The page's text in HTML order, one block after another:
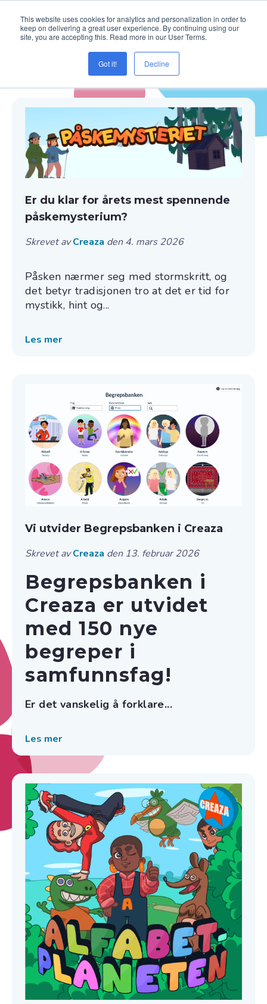
This website uses cookies for analytics and personalization in order to
keep on delivering a great user experience. By continuing using our
site, you are accepting this. Read more in our User Terms.
Got it! Decline
Blogg ( lesing )
Er du klar for årets mest spennende
påskemysterium?
Skrevet avCreaza den 4. mars 2026
Påsken nærmer seg med stormskritt, og
det betyr tradisjonen tro at det er tid for
mystikk, hint og...
Les mer
Vi utvider Begrepsbanken i Creaza
Skrevet avCreaza den 13. februar 2026
Begrepsbanken i
Creaza er utvidet
med 150 nye
begreper i
samfunnsfag!
Er det vanskelig å forklare...
Les mer